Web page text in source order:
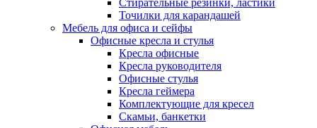
Стирательные резинки, ластики
Точилки для карандашей
Мебель для офиса и сейфы
Офисные кресла и стулья
Кресла офисные
Кресла руководителя
Офисные стулья
Кресла геймера
Комплектующие для кресел
Скамьи, банкетки